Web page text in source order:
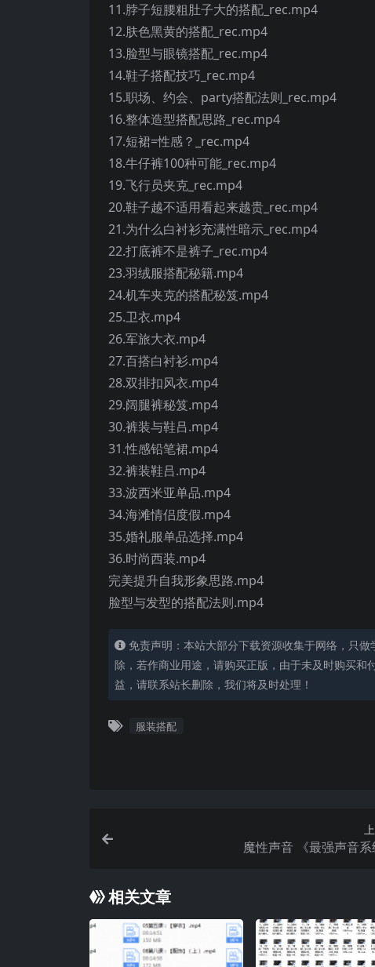
11.脖子短腰粗肚子大的搭配_rec.mp4
12.肤色黑黄的搭配_rec.mp4
13.脸型与眼镜搭配_rec.mp4
14.鞋子搭配技巧_rec.mp4
15.职场、约会、party搭配法则_rec.mp4
16.整体造型搭配思路_rec.mp4
17.短裙=性感？_rec.mp4
18.牛仔裤100种可能_rec.mp4
19.飞行员夹克_rec.mp4
20.鞋子越不适用看起来越贵_rec.mp4
21.为什么白衬衫充满性暗示_rec.mp4
22.打底裤不是裤子_rec.mp4
23.羽绒服搭配秘籍.mp4
24.机车夹克的搭配秘笈.mp4
25.卫衣.mp4
26.军旅大衣.mp4
27.百搭白衬衫.mp4
28.双排扣风衣.mp4
29.阔腿裤秘笈.mp4
30.裤装与鞋吕.mp4
31.性感铅笔裙.mp4
32.裤装鞋吕.mp4
33.波西米亚单品.mp4
34.海滩情侣度假.mp4
35.婚礼服单品选择.mp4
36.时尚西装.mp4
完美提升自我形象思路.mp4
脸型与发型的搭配法则.mp4
免责声明：本站大部分下载资源收集于网络，只
除，若作商业用途，请购买正版，由于未及时购买
益，请联系站长删除，我们将及时处理！
服装搭配
魔性声音 《最强声音系
相关文章